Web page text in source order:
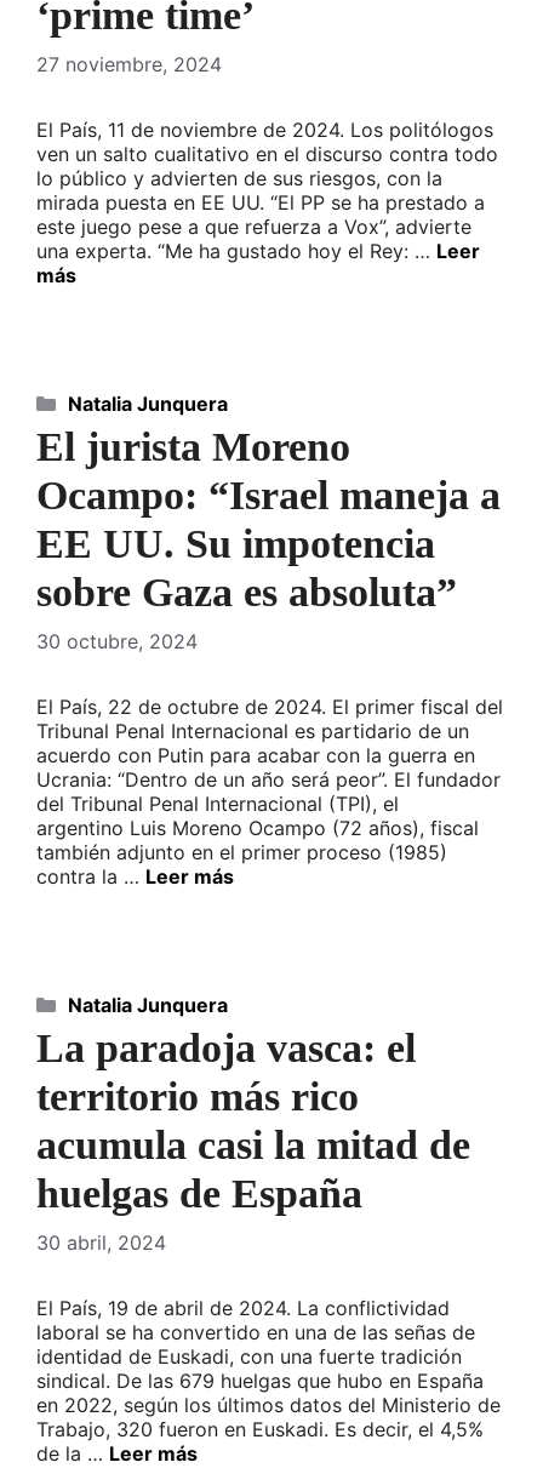
‘prime time’
27 noviembre, 2024
El País, 11 de noviembre de 2024. Los politólogos
ven un salto cualitativo en el discurso contra todo
lo público y advierten de sus riesgos, con la
mirada puesta en EE UU. “El PP se ha prestado a
este juego pese a que refuerza a Vox”, advierte
una experta. “Me ha gustado hoy el Rey: … Leer
más
El jurista Moreno
Ocampo: “Israel maneja a
EE UU. Su impotencia
sobre Gaza es absoluta”
30 octubre, 2024
El País, 22 de octubre de 2024. El primer fiscal del
Tribunal Penal Internacional es partidario de un
acuerdo con Putin para acabar con la guerra en
Ucrania: “Dentro de un año será peor”. El fundador
del Tribunal Penal Internacional (TPI), el
argentino Luis Moreno Ocampo (72 años), fiscal
también adjunto en el primer proceso (1985)
contra la … Leer más
Categorías
Natalia Junquera
La paradoja vasca: el
territorio más rico
acumula casi la mitad de
huelgas de España
30 abril, 2024
El País, 19 de abril de 2024. La conflictividad
laboral se ha convertido en una de las señas de
identidad de Euskadi, con una fuerte tradición
sindical. De las 679 huelgas que hubo en España
en 2022, según los últimos datos del Ministerio de
Trabajo, 320 fueron en Euskadi. Es decir, el 4,5%
de la … Leer más
Categorías
Natalia Junquera